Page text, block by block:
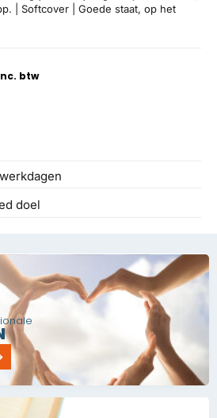
| Softcover | Goede staat, op het
btw
doel